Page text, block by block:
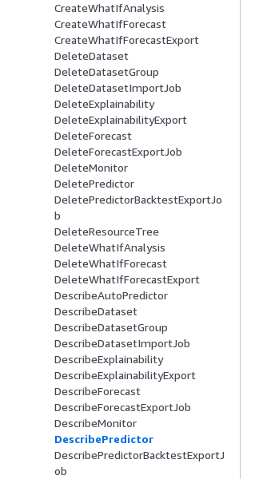
CreateWhatIfAnalysis
CreateWhatIfForecast
CreateWhatIfForecastExport
DeleteDataset
DeleteDatasetGroup
DeleteDatasetImportJob
DeleteExplainability
DeleteExplainabilityExport
DeleteForecast
DeleteForecastExportJob
DeleteMonitor
DeletePredictor
DeletePredictorBacktestExportJo
b
DeleteResourceTree
DeleteWhatIfAnalysis
DeleteWhatIfForecast
DeleteWhatIfForecastExport
DescribeAutoPredictor
DescribeDataset
DescribeDatasetGroup
DescribeDatasetImportJob
DescribeExplainability
DescribeExplainabilityExport
DescribeForecast
DescribeForecastExportJob
DescribeMonitor
DescribePredictor
DescribePredictorBacktestExportJ
ob